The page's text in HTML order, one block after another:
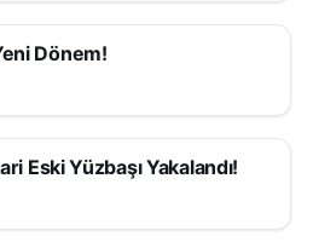
Dönem!
Eski Yüzbaşı Yakalandı!